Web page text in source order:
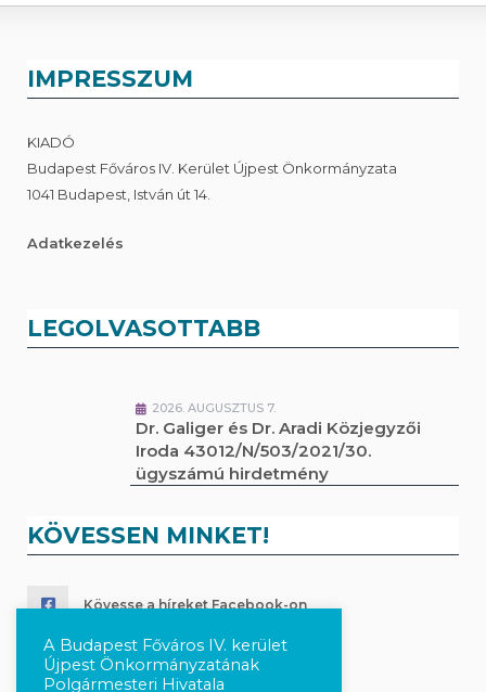
IMPRESSZUM
KIADÓ
Budapest Főváros IV. Kerület Újpest Önkormányzata
1041 Budapest, István út 14.
Adatkezelés
LEGOLVASOTTABB
2026. AUGUSZTUS 7.
Dr. Galiger és Dr. Aradi Közjegyzői
Iroda 43012/N/503/2021/30.
ügyszámú hirdetmény
KÖVESSEN MINKET!
Kövesse a híreket Facebook-on
Követés Instagram-on
A Budapest Főváros IV. kerület
Újpest Önkormányzatának
Polgármesteri Hivatala